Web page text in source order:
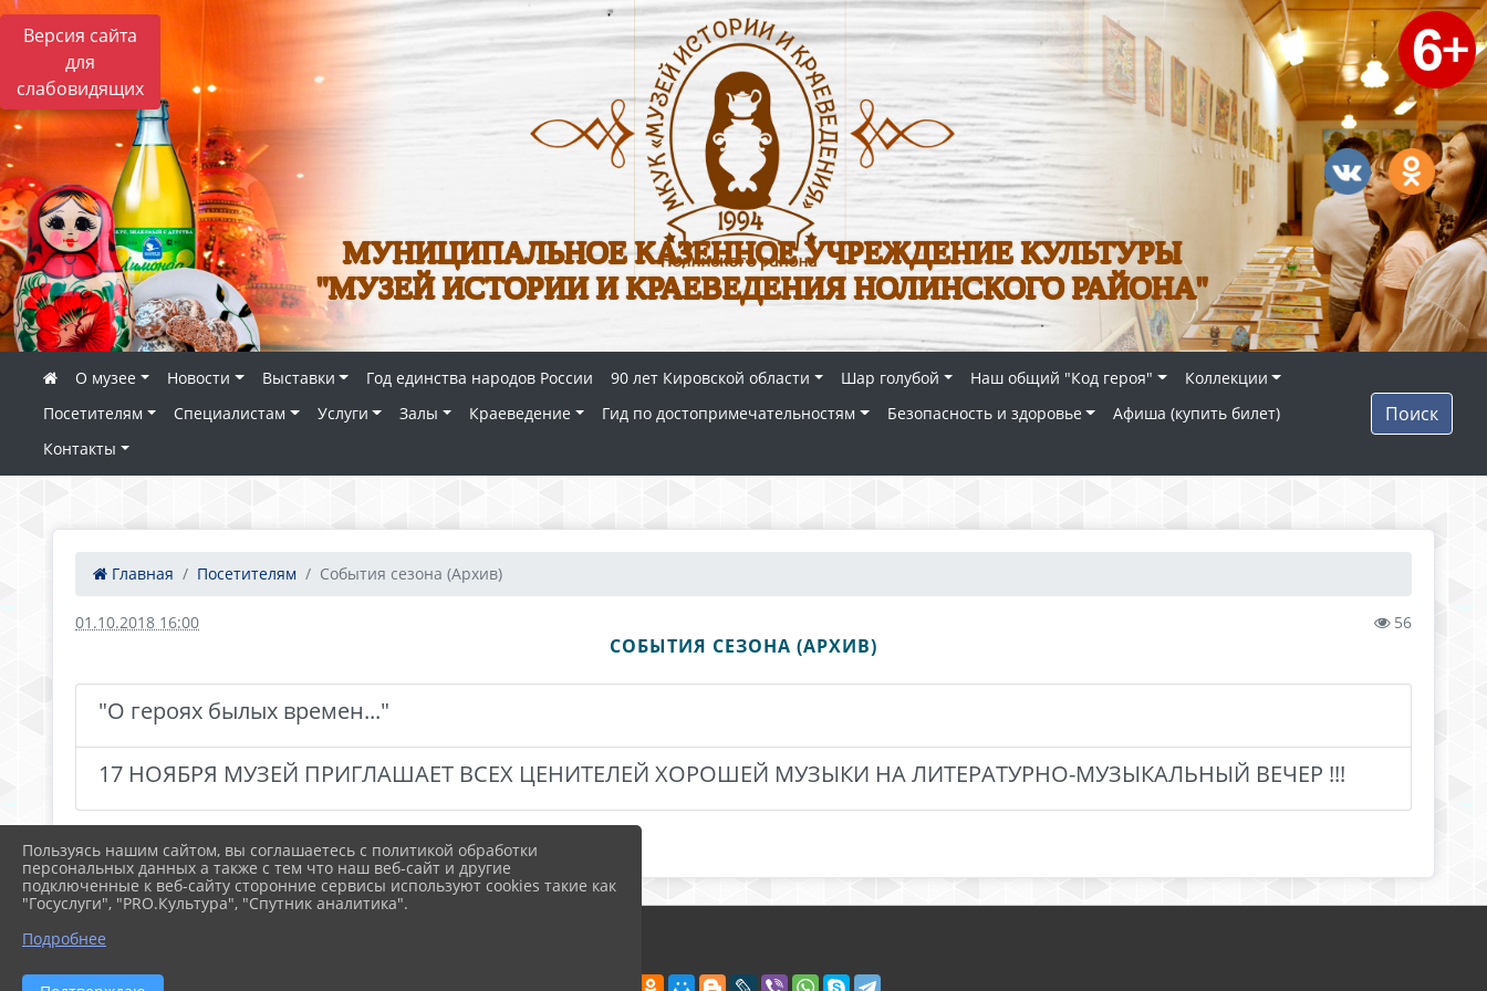
Версия сайта
для
слабовидящих
МУНИЦИПАЛЬНОЕ КАЗЕННОЕ УЧРЕЖДЕНИЕ КУЛЬТУРЫ
"МУЗЕЙ ИСТОРИИ И КРАЕВЕДЕНИЯ НОЛИНСКОГО РАЙОНА"
О музее Новости Выставки Год единства народов России 90 лет Кировской области Шар голубой Наш общий "Код героя"
Коллекции
Посетителям
Специалистам Услуги Залы Краеведение Гид по достопримечательностям Безопасность и здоровье
Афиша (купить билет)
Контакты
Поиск
Главная Посетителям События сезона (Архив)
01.10.2018 16:00 56
СОБЫТИЯ СЕЗОНА (АРХИВ)
"О героях былых времен..."
17 НОЯБРЯ МУЗЕЙ ПРИГЛАШАЕТ ВСЕХ ЦЕНИТЕЛЕЙ ХОРОШЕЙ МУЗЫКИ НА ЛИТЕРАТУРНО-МУЗЫКАЛЬНЫЙ ВЕЧЕР !!!
Пользуясь нашим сайтом, вы соглашаетесь с политикой обработки
персональных данных а также с тем что наш веб-сайт и другие
подключенные к веб-сайту сторонние сервисы используют cookies такие как
"Госуслуги", "PRO.Культура", "Спутник аналитика".
Подробнее